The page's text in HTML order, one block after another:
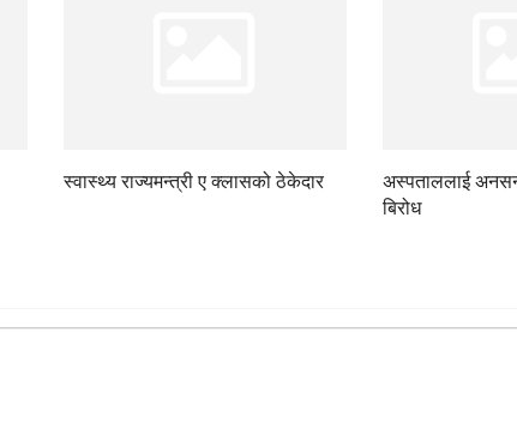
स्वास्थ्य राज्यमन्त्री ए क्लासको ठेकेदार
अस्पताललाई
बिरोध